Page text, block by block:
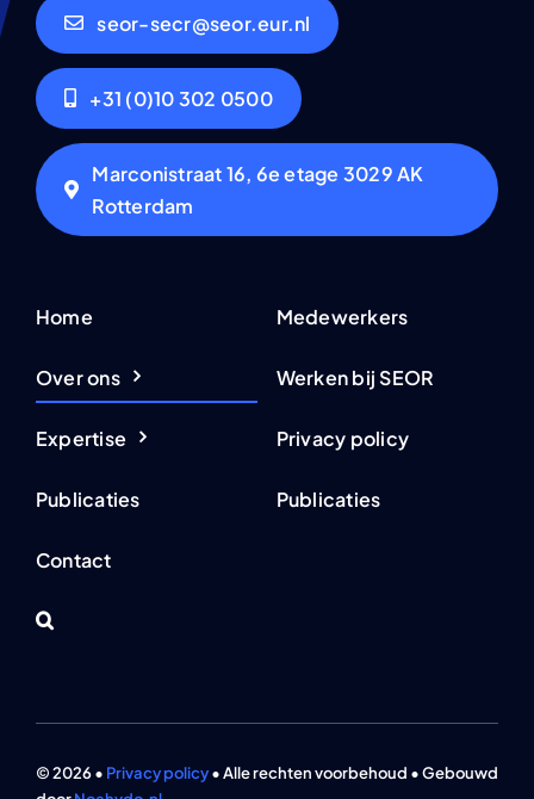
seor-secr@seor.eur.nl
+31 (0)10 302 0500
Marconistraat 16, 6e etage 3029 AK
Rotterdam
Home
Over ons
Expertise
Publicaties
Contact
Medewerkers
Werken bij SEOR
Privacy policy
Publicaties
© 2026 • Privacy policy• Alle rechten voorbehoud • Gebouwd